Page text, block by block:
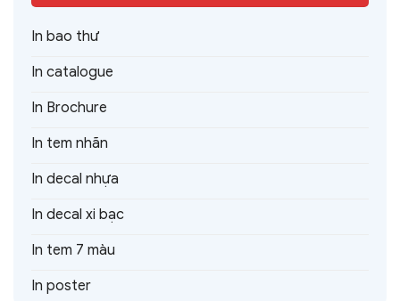
In bao thư
In catalogue
In Brochure
In tem nhãn
In decal nhựa
In decal xi bạc
In tem 7 màu
In poster